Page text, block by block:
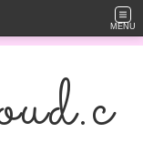
MENU